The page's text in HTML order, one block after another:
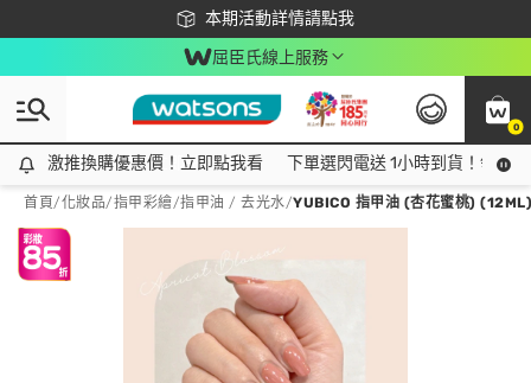
本期活動詳情請點我
下載app最高回饋$350
屈臣氏線上服務
0
激推換購優惠價！立即點我看
激推換購優惠價！立即點我看 下單選閃電送 1小時到貨！領神
首頁/化妝品/指甲彩繪/指甲油 / 去光水/YUBICO 指甲油 (杏花蜜桃)